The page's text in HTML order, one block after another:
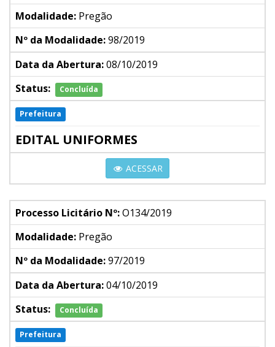
Modalidade: Pregão
Nº da Modalidade:98/2019
Data da Abertura:08/10/2019
Status:
Concluída
Prefeitura
EDITAL UNIFORMES
ACESSAR
Processo Licitário Nº:O134/2019
Modalidade: Pregão
Nº da Modalidade:97/2019
Data da Abertura:04/10/2019
Status:
Concluída
Prefeitura